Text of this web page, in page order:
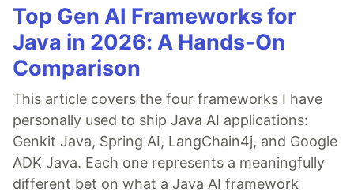
Top Gen AI Frameworks for
Java in 2026: A Hands-On
Comparison
This article covers the four frameworks I have
personally used to ship Java AI applications:
Genkit Java, Spring AI, LangChain4j, and Google
ADK Java. Each one represents a meaningfully
different bet on what a Java AI framework